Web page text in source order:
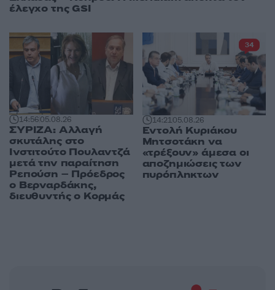
έλεγχο της GSI
14:5605.08.26
ΣΥΡΙΖΑ: Αλλαγή
σκυτάλης στο
Ινστιτούτο Πουλαντζά
μετά την παραίτηση
Ρεπούση – Πρόεδρος
ο Βερναρδάκης,
διευθυντής ο Κορμάς
14:2105.08.26
Εντολή Κυριάκου
Μητσοτάκη να
«τρέξουν» άμεσα οι
αποζημιώσεις των
πυρόπληκτων
34